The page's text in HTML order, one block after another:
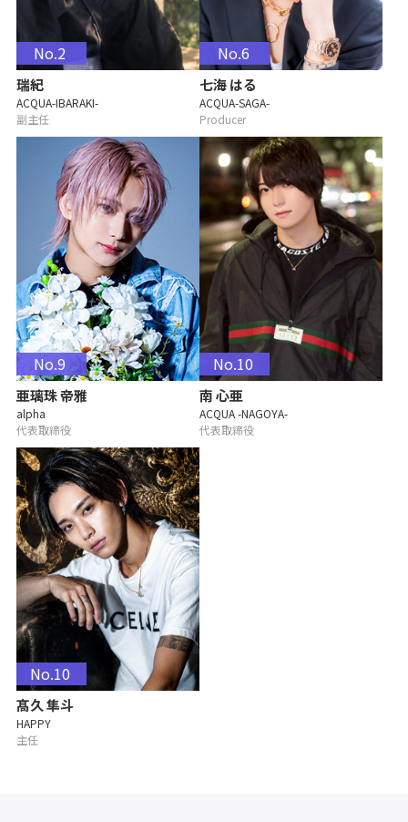
No.2
瑞紀
ACQUA-IBARAKI-
副主任
No.6
七海 はる
ACQUA-SAGA-
Producer
No.9
亜璃珠 帝雅
alpha
代表取締役
No.10
南 心亜
ACQUA -NAGOYA-
代表取締役
No.10
髙久 隼斗
HAPPY
主任